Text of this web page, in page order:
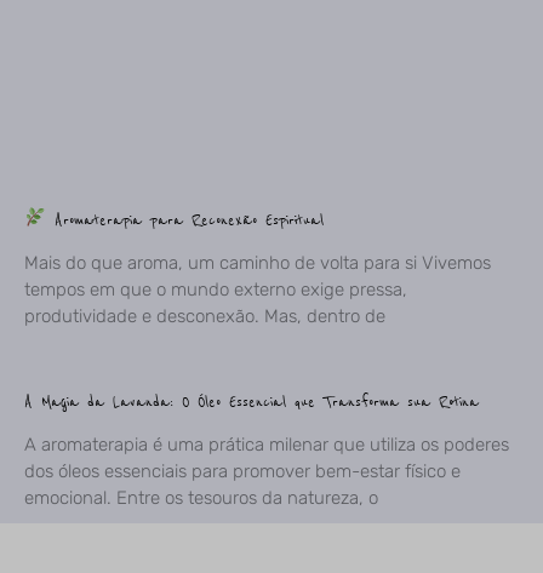
Aromaterapia para Reconexão Espiritual
Mais do que aroma, um caminho de volta para si Vivemos
tempos em que o mundo externo exige pressa,
produtividade e desconexão. Mas, dentro de
A Magia da Lavanda: O Óleo Essencial que Transforma sua Rotina
A aromaterapia é uma prática milenar que utiliza os poderes
dos óleos essenciais para promover bem-estar físico e
emocional. Entre os tesouros da natureza, o